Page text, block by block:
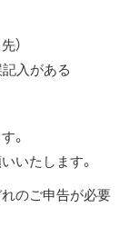
）
記入がある
。
いたします。
のご申告が必要